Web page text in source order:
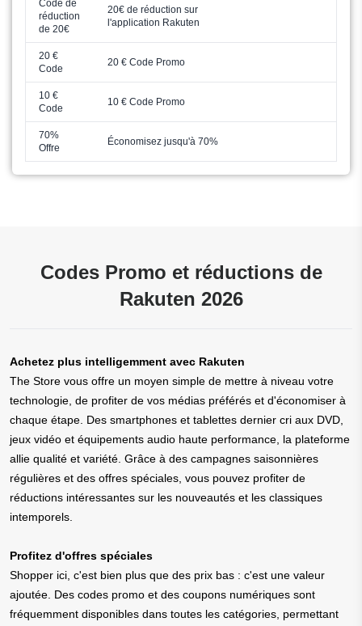
Code de
réduction
de 20€
20€ de réduction sur
l'application Rakuten
20 €
Code
20 € Code Promo
10 €
Code
10 € Code Promo
70%
Offre
Économisez jusqu'à 70%
Codes Promo et réductions de
Rakuten 2026
Achetez plus intelligemment avec Rakuten
The Store vous offre un moyen simple de mettre à niveau votre
technologie, de profiter de vos médias préférés et d'économiser à
chaque étape. Des smartphones et tablettes dernier cri aux DVD,
jeux vidéo et équipements audio haute performance, la plateforme
allie qualité et variété. Grâce à des campagnes saisonnières
régulières et des offres spéciales, vous pouvez profiter de
réductions intéressantes sur les nouveautés et les classiques
intemporels.
Profitez d'offres spéciales
Shopper ici, c'est bien plus que des prix bas : c'est une valeur
ajoutée. Des codes promo et des coupons numériques sont
fréquemment disponibles dans toutes les catégories, permettant